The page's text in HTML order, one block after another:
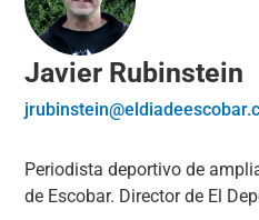
Javier Rubinstein
Periodista deportivo de
de Escobar. Director de El